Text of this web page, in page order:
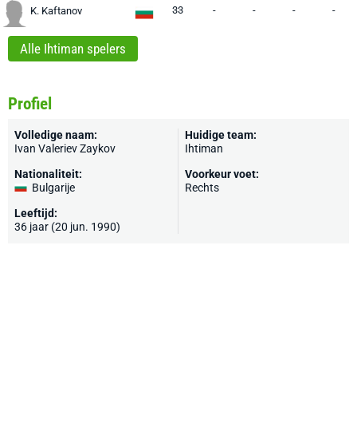
K. Kaftanov 33 - - - -
Alle Ihtiman spelers
Profiel
Volledige naam:
Ivan Valeriev Zaykov
Nationaliteit:
Bulgarije
Leeftijd:
36 jaar (20 jun. 1990)
Huidige team:
Ihtiman
Voorkeur voet:
Rechts